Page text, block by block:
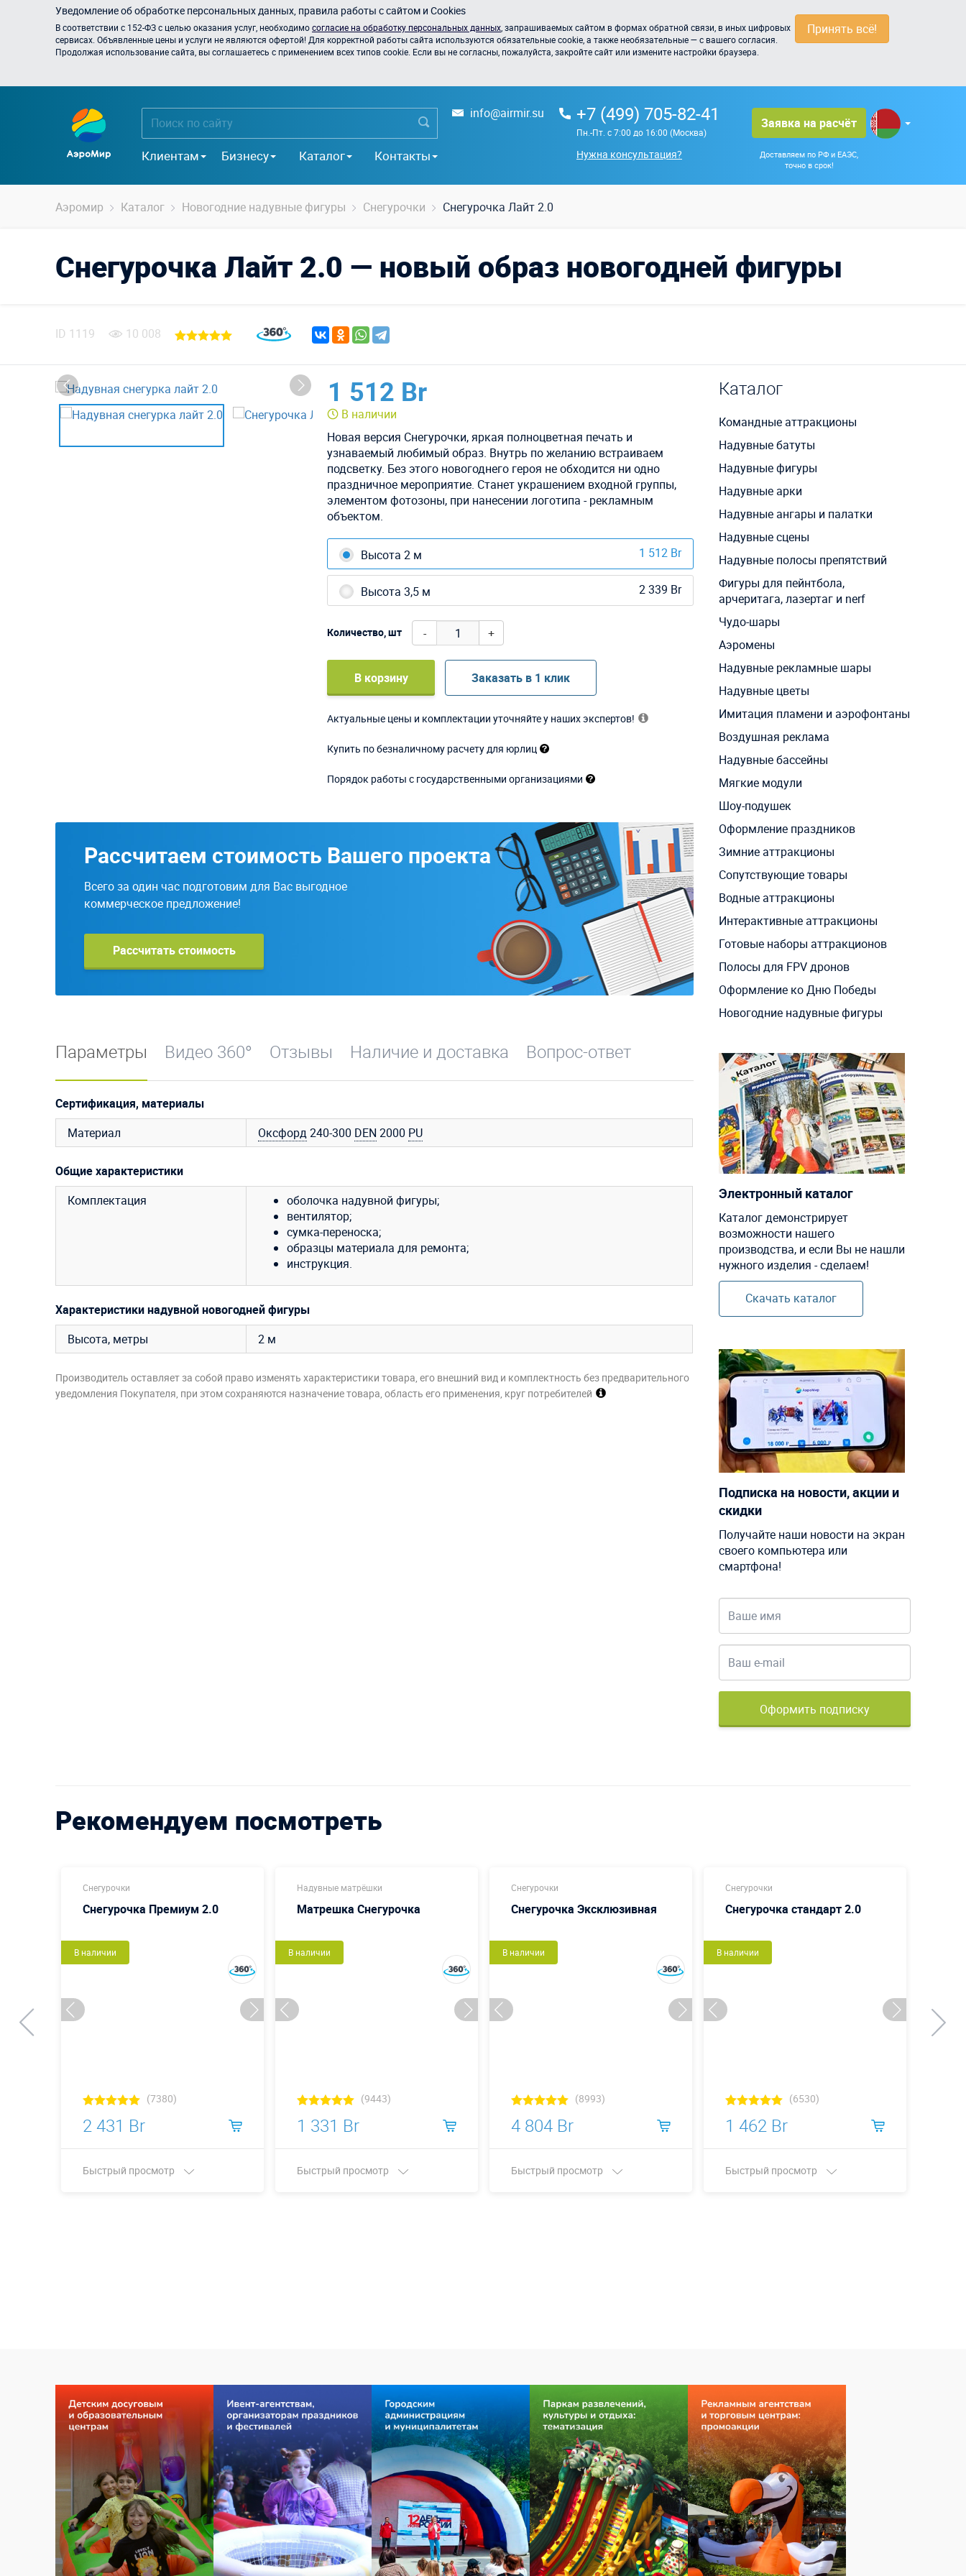
Принять всё!
Уведомление об обработке персональных данных, правила работы с сайтом и Cookies
В соответствии с 152-ФЗ с целью оказания услуг, необходимосогласие на обработку персональных данных , запрашиваемых сайтом в формах обратной связи, в иных цифровых
сервисах. Объявленные цены и услуги не являются офертой! Для корректной работы сайта используются обязательные cookie, а также необязательные — с вашего согласия.
Продолжая использование сайта, вы соглашаетесь с применением всех типов cookie. Если вы не согласны, пожалуйста, закройте сайт или измените настройки браузера.
Клиентам Бизнесу Каталог Контакты
info@airmir.su +7 (499) 705-82-41
Пн.-Пт. с 7:00 до 16:00 (Москва)
Нужна консультация?
Заявка на расчёт
Доставляем по РФ и ЕАЭС,
точно в срок!
Аэромир Каталог Новогодние надувные фигуры Снегурочки Снегурочка Лайт 2.0
Снегурочка Лайт 2.0 — новый образ новогодней фигуры
ID 1119 10 008
1 512 Br
В наличии
Новая версия Снегурочки, яркая полноцветная печать и
узнаваемый любимый образ. Внутрь по желанию встраиваем
подсветку. Без этого новогоднего героя не обходится ни одно
праздничное мероприятие. Станет украшением входной группы,
элементом фотозоны, при нанесении логотипа - рекламным
объектом.
Высота 2 м 1 512 Br
Высота 3,5 м 2 339 Br
Количество, шт - +
В корзину Заказать в 1 клик
Актуальные цены и комплектации уточняйте у наших экспертов!
Купить по безналичному расчету для юрлиц
Порядок работы с государственными организациями
Рассчитаем стоимость Вашего проекта
Всего за один час подготовим для Вас выгодное
коммерческое предложение!
Рассчитать стоимость
Параметры Видео 360° Отзывы Наличие и доставка Вопрос-ответ
Сертификация, материалы
Материал
Оксфорд240-300 DEN 2000 PU
Общие характеристики
Комплектация
оболочка надувной фигуры;
вентилятор;
сумка-переноска;
образцы материала для ремонта;
инструкция.
Характеристики надувной новогодней фигуры
Высота, метры
2 м
Производитель оставляет за собой право изменять характеристики товара, его внешний вид и комплектность без предварительного
уведомления Покупателя, при этом сохраняются назначение товара, область его применения, круг потребителей
Каталог
Командные аттракционы
Надувные батуты
Надувные фигуры
Надувные арки
Надувные ангары и палатки
Надувные сцены
Надувные полосы препятствий
Фигуры для пейнтбола,
арчеритага, лазертаг и nerf
Чудо-шары
Аэромены
Надувные рекламные шары
Надувные цветы
Имитация пламени и аэрофонтаны
Воздушная реклама
Надувные бассейны
Мягкие модули
Шоу-подушек
Оформление праздников
Зимние аттракционы
Сопутствующие товары
Водные аттракционы
Интерактивные аттракционы
Готовые наборы аттракционов
Полосы для FPV дронов
Оформление ко Дню Победы
Новогодние надувные фигуры
Электронный каталог
Каталог демонстрирует
возможности нашего
производства, и если Вы не нашли
нужного изделия - сделаем!
Скачать каталог
Подписка на новости, акции и
скидки
Получайте наши новости на экран
своего компьютера или
смартфона!
Оформить подписку
Рекомендуем посмотреть
Снегурочки
Снегурочка Премиум 2.0
В наличии
(7380)
2 431 Br
Быстрый просмотр
Надувные матрёшки
Матрешка Снегурочка
В наличии
(9443)
1 331 Br
Быстрый просмотр
Снегурочки
Снегурочка Эксклюзивная
В наличии
(8993)
4 804 Br
Быстрый просмотр
Снегурочки
Снегурочка стандарт 2.0
В наличии
(6530)
1 462 Br
Быстрый просмотр